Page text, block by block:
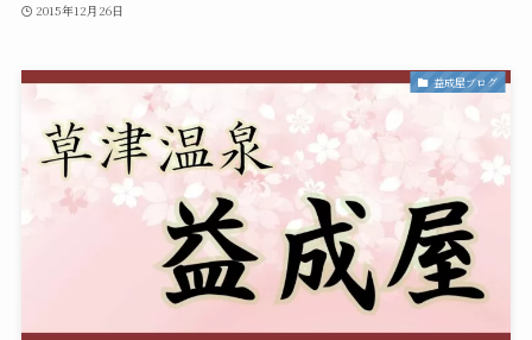
2015年12月26日
益成屋ブログ